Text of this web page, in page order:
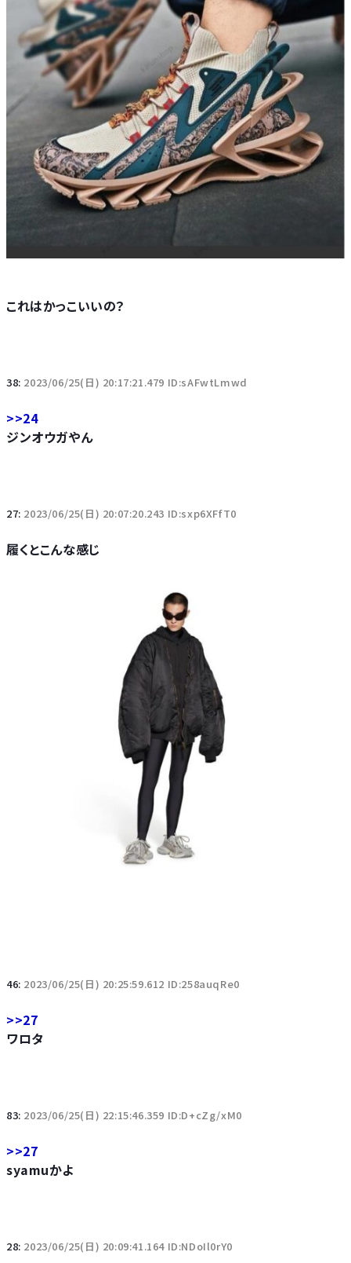
これはかっこいいの？
38: 2023/06/25(日) 20:17:21.479 ID:sAFwtLmwd
>>24
ジンオウガやん
27: 2023/06/25(日) 20:07:20.243 ID:sxp6XFfT0
履くとこんな感じ
46: 2023/06/25(日) 20:25:59.612 ID:258auqRe0
>>27
ワロタ
83: 2023/06/25(日) 22:15:46.359 ID:D+cZg/xM0
>>27
syamuかよ
28: 2023/06/25(日) 20:09:41.164 ID:NDoIl0rY0